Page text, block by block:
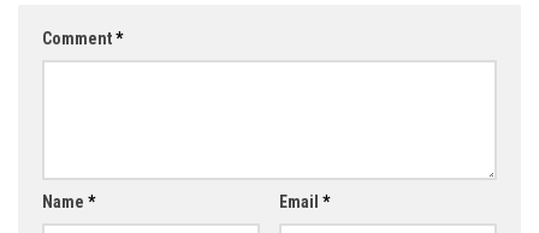
Comment*
Name * Email *